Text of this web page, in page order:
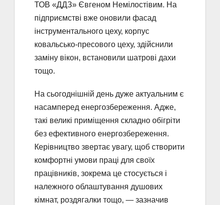
ТОВ «ДДЗ» Євгеном Немілостівим. На
підприємстві вже оновили фасад
інструментального цеху, корпус
ковальсько-пресового цеху, здійснили
заміну вікон, встановили шатрові дахи
тощо.
На сьогоднішній день дуже актуальним є
насамперед енергозбереження. Адже,
такі великі приміщення складно обігріти
без ефективного енергозбереження.
Керівництво звертає увагу, щоб створити
комфортні умови праці для своїх
працівників, зокрема це стосується і
належного облаштування душових
кімнат, роздягалки тощо, — зазначив